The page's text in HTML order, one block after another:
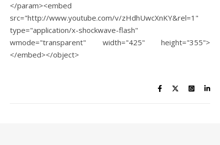
</param><embed
src="http://www.youtube.com/v/zHdhUwcXnKY&rel=1"
type="application/x-shockwave-flash"
wmode="transparent" width="425" height="355">
</embed></object>